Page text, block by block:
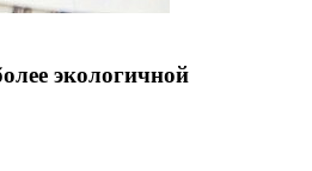
экологичной